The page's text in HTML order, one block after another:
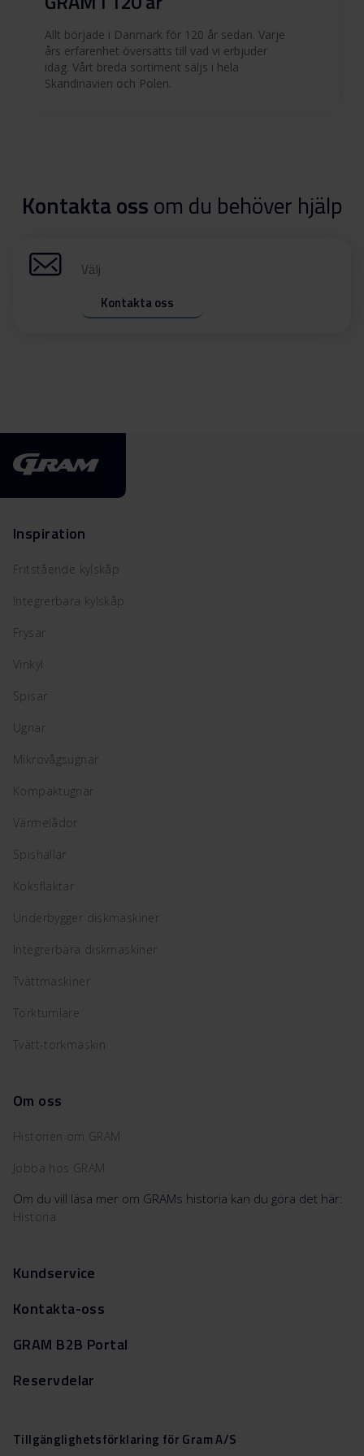
Allt började i Danmark för 120 år sedan. Varje
års erfarenhet översätts till vad vi erbjuder
idag. Vårt breda sortiment säljs i hela
Skandinavien och Polen.
Kontakta ossom du behöver hjälp
Välj
Kontakta oss
Inspiration
Fritstående kylskåp
Integrerbara kylskåp
Frysar
Vinkyl
Spisar
Ugnar
Mikrovågsugnar
Kompaktugnar
Värmelådor
Spishällar
Köksfläktar
Underbygger diskmaskiner
Integrerbara diskmaskiner
Tvättmaskiner
Torktumlare
Tvätt-torkmaskin
Om oss
Historien om GRAM
Jobba hos GRAM
Om du vill läsa mer om GRAMs historia kan du göra det här:
Historia
Kundservice
Kontakta-oss
GRAM B2B Portal
Reservdelar
Tillgänglighetsförklaring för Gram A/S